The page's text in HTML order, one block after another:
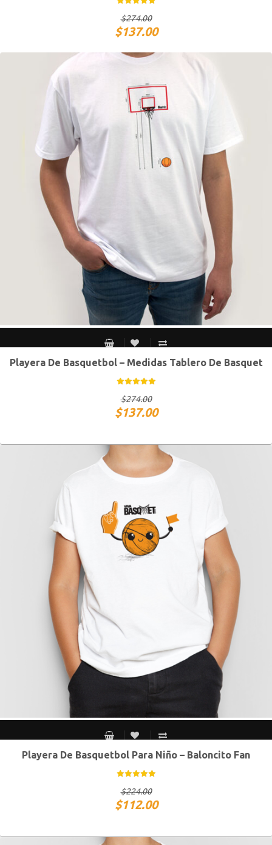
$274.00
$137.00
CH G XG
Playera De Basquetbol – Medidas Tablero De Basquet
$274.00
$137.00
Chico Mediano Grande Extra Grande
Playera De Basquetbol Para Niño – Baloncito Fan
$224.00
$112.00